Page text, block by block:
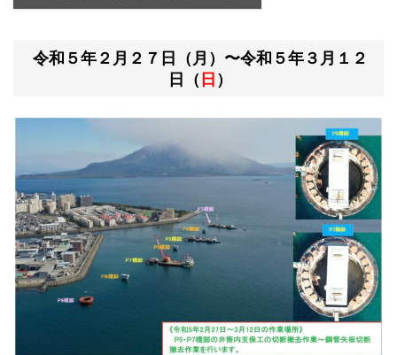
令和５年２月２７日（月）〜令和５年３月１２
日（ 日 ）